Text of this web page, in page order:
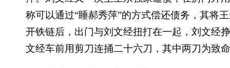
称可以通过“睡郝秀萍”的方式偿还债务，其将
开铁链后，出门与刘文经扭打在一起，刘文经
文经车前用剪刀连捅二十六刀，其中两刀为致